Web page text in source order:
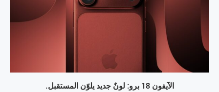
الآيفون 18 برو: لونٌ جديد يلوّن المستقبل.